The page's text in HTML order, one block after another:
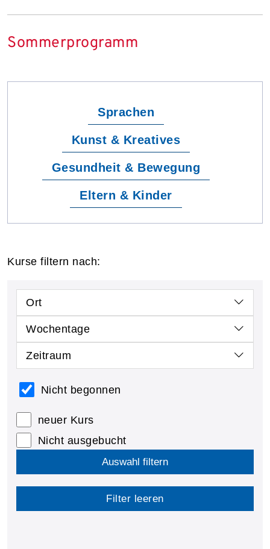
Sommerprogramm
Sprachen
Kunst & Kreatives
Gesundheit & Bewegung
Eltern & Kinder
Kurse filtern nach:
Ort
Wochentage
Zeitraum
Nicht begonnen
neuer Kurs
Nicht ausgebucht
Auswahl filtern
Filter leeren